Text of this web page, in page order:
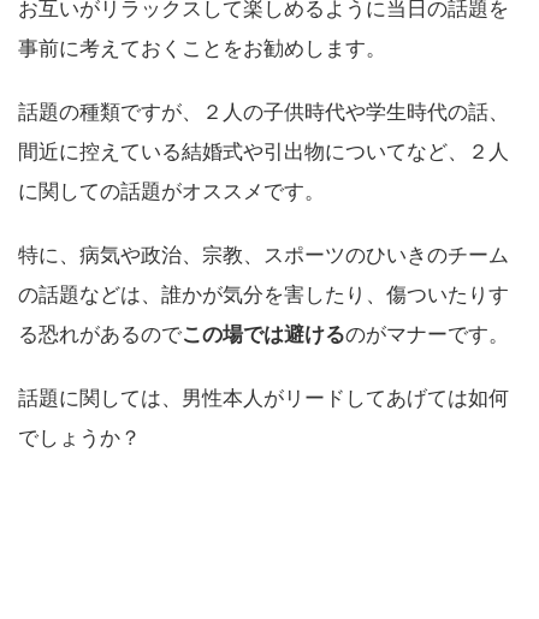
お互いがリラックスして楽しめるように当日の話題を
事前に考えておくことをお勧めします。
話題の種類ですが、２人の子供時代や学生時代の話、
間近に控えている結婚式や引出物についてなど、２人
に関しての話題がオススメです。
特に、病気や政治、宗教、スポーツのひいきのチーム
の話題などは、誰かが気分を害したり、傷ついたりす
る恐れがあるのでこの場では避けるのがマナーです。
話題に関しては、男性本人がリードしてあげては如何
でしょうか？